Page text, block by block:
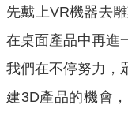
先戴上VR機器去
在桌面產品中再進
我們在不停努力，
建3D產品的機會